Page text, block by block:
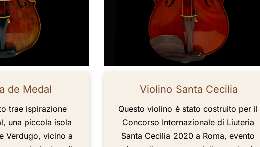
de Medal
trae ispirazione
una piccola isola
Verdugo, vicino a
Violino Santa Cecilia
Questo violino è stato costruito per il
Concorso Internazionale di Liuteria
Santa Cecilia 2020 a Roma, evento